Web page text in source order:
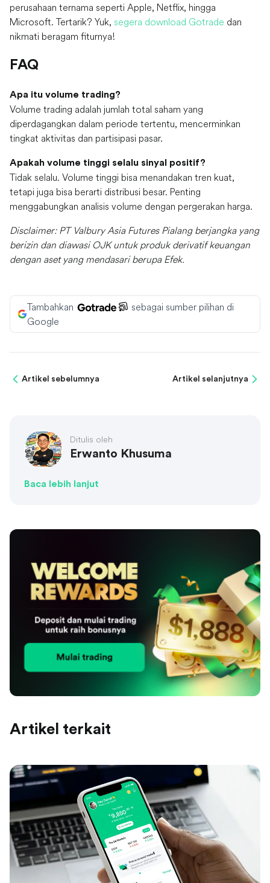
perusahaan ternama seperti Apple, Netflix, hingga
Microsoft. Tertarik? Yuk, segera download Gotrade dan
nikmati beragam fiturnya!
FAQ
Apa itu volume trading?
Volume trading adalah jumlah total saham yang
diperdagangkan dalam periode tertentu, mencerminkan
tingkat aktivitas dan partisipasi pasar.
Apakah volume tinggi selalu sinyal positif?
Tidak selalu. Volume tinggi bisa menandakan tren kuat,
tetapi juga bisa berarti distribusi besar. Penting
menggabungkan analisis volume dengan pergerakan harga.
Disclaimer: PT Valbury Asia Futures Pialang berjangka yang
berizin dan diawasi OJK untuk produk derivatif keuangan
dengan aset yang mendasari berupa Efek.
Tambahkan
sebagai sumber pilihan di
Google
Artikel sebelumnya Artikel selanjutnya
Ditulis oleh
Erwanto Khusuma
Baca lebih lanjut
Artikel terkait